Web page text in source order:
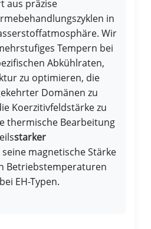
aus präzise
in
Wir
Tempern bei
Abkühlraten,
zu optimieren, die
Domänen zu
Koerzitivfeldstärke zu
thermische Bearbeitung
starker
magnetische Stärke
Betriebstemperaturen
EH-Typen.